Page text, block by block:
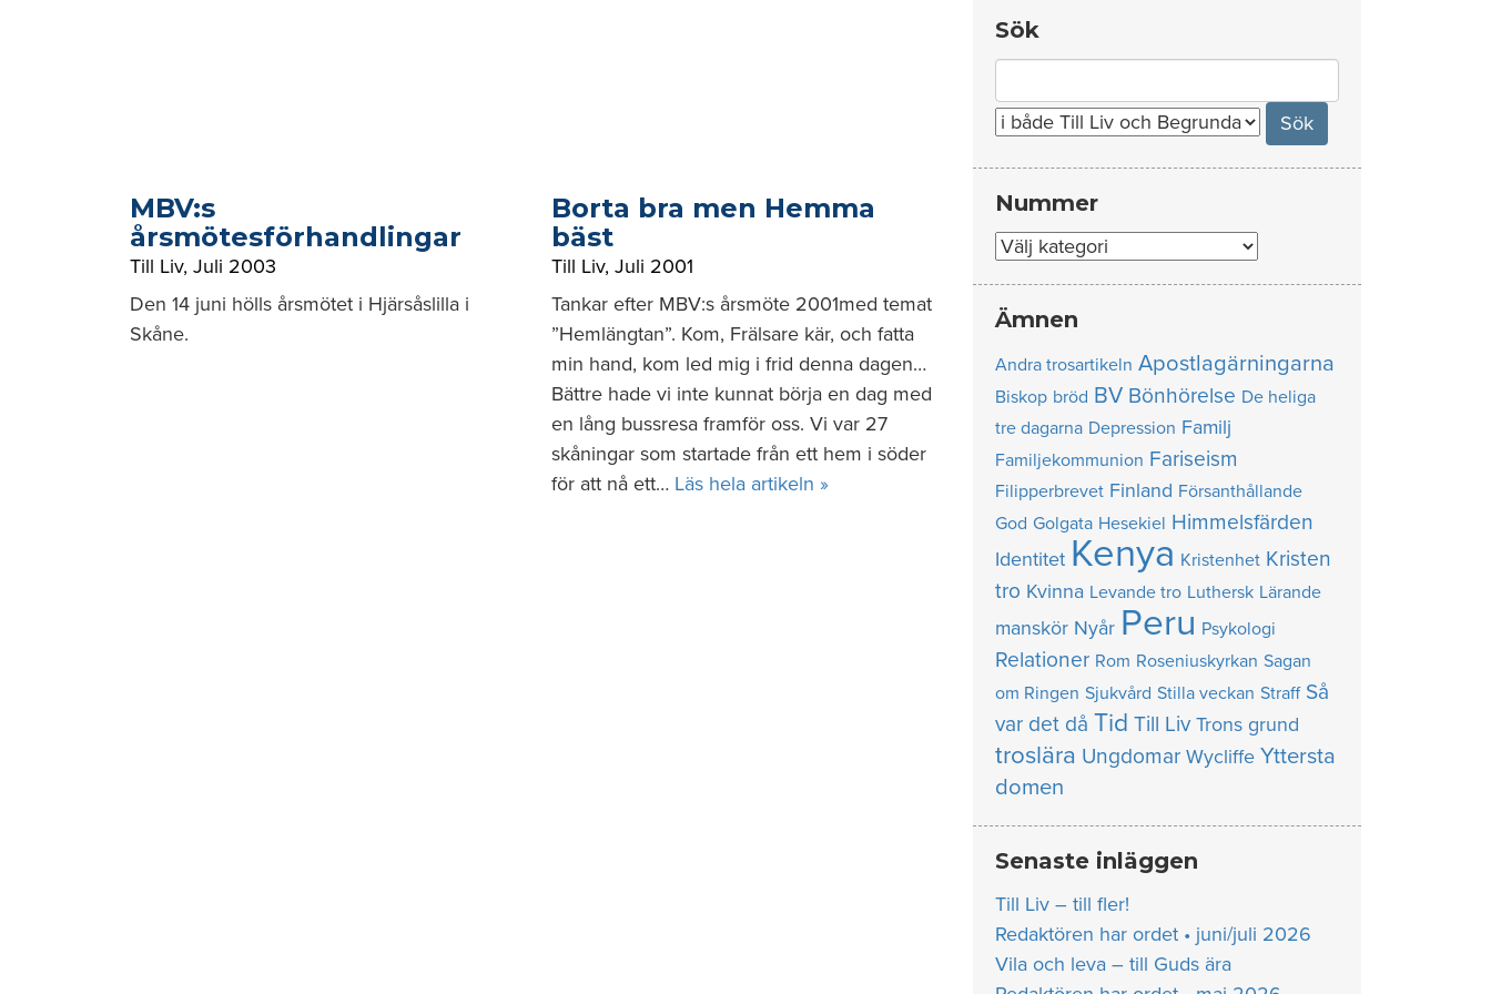
MBV:s
årsmötesförhandlingar
Till Liv, Juli 2003
Den 14 juni hölls årsmötet i Hjärsåslilla i
Skåne.
Borta bra men Hemma
bäst
Till Liv, Juli 2001
Tankar efter MBV:s årsmöte 2001med temat
”Hemlängtan”. Kom, Frälsare kär, och fatta
min hand, kom led mig i frid denna dagen…
Bättre hade vi inte kunnat börja en dag med
en lång bussresa framför oss. Vi var 27
skåningar som startade från ett hem i söder
för att nå ett… Läs hela artikeln »
Sök
for:
Nummer
Nummer
Ämnen
Andra trosartikeln Apostlagärningarna
Biskop bröd BV Bönhörelse De heliga
tre dagarna Depression Familj
Familjekommunion Fariseism
Filipperbrevet Finland Försanthållande
God Golgata Hesekiel Himmelsfärden
Identitet Kenya Kristenhet Kristen
tro Kvinna Levande tro Luthersk Lärande
manskör Nyår Peru Psykologi
Relationer Rom Roseniuskyrkan Sagan
om Ringen Sjukvård Stilla veckan Straff Så
var det då Tid Till Liv Trons grund
troslära Ungdomar Wycliffe Yttersta
domen
Senaste inläggen
Till Liv – till fler!
Redaktören har ordet • juni/juli 2026
Vila och leva – till Guds ära